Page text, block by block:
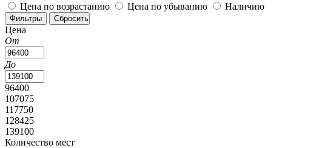
Цена по возрастанию
Цена по убыванию Наличию
Цена
От
До
96400
107075
117750
128425
139100
Количество мест